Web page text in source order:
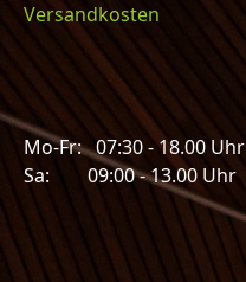
Versandkosten
Mo-Fr: 07:30 - 18.00 Uhr
Sa: 09:00 - 13.00 Uhr